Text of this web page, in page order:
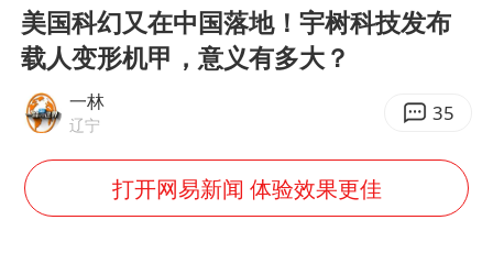
顾客结账把钱扔地上 服务员霸气扔回
“天津之眼”摩天轮附近2人落水
美国科幻又在中国落地！宇树科技发布
载人变形机甲，意义有多大？
一林
辽宁 35
打开网易新闻 体验效果更佳